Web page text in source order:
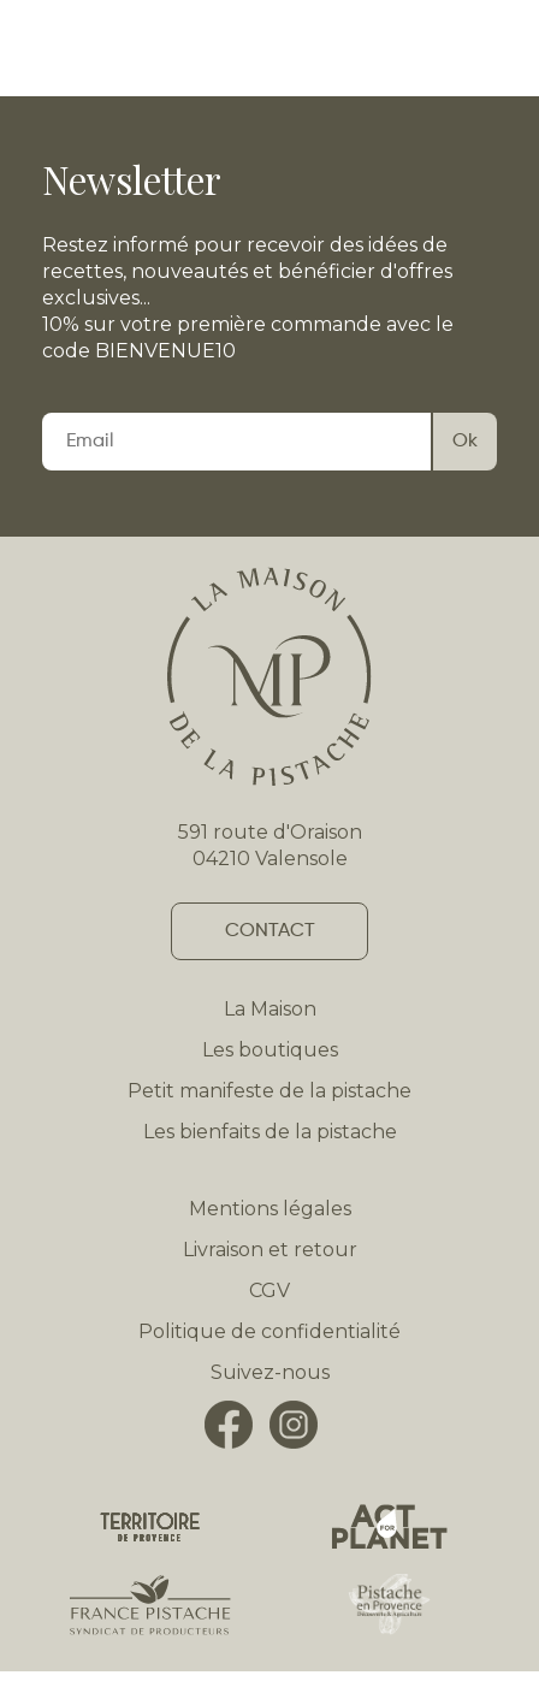
Newsletter
Restez informé pour recevoir des idées de
recettes, nouveautés et bénéficier d'offres
exclusives...
10% sur votre première commande avec le
code BIENVENUE10
Veuillez
laisser
591 route d'Oraison
04210 Valensole
CONTACT
La Maison
Les boutiques
Petit manifeste de la pistache
Les bienfaits de la pistache
Mentions légales
Livraison et retour
CGV
Politique de confidentialité
Suivez-nous